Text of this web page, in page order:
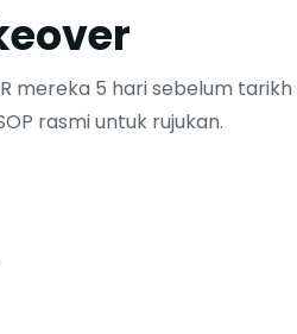
mereka 5 hari sebelum
rasmi untuk rujukan.
crisis